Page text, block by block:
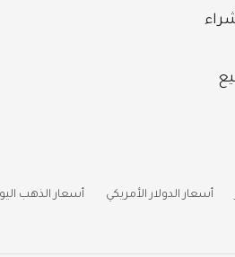
أسعار الدولار الأمريكي أسعار الذهب